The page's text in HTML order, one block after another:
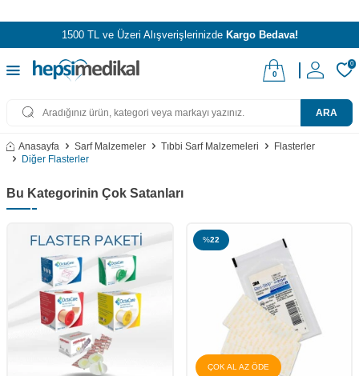
1500 TL ve Üzeri Alışverişlerinizde Kargo Bedava!
ARA
0
0
Anasayfa Sarf Malzemeler Tıbbi Sarf Malzemeleri
Flasterler
Diğer Flasterler
Bu Kategorinin Çok Satanları
%22
ÇOK AL AZ ÖDE